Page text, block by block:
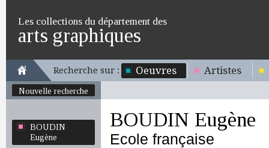
Les collections du département des
arts graphiques
Recherche sur : Oeuvres Artistes
Nouvelle recherche
BOUDIN
Eugène
BOUDIN Eugène
Ecole française